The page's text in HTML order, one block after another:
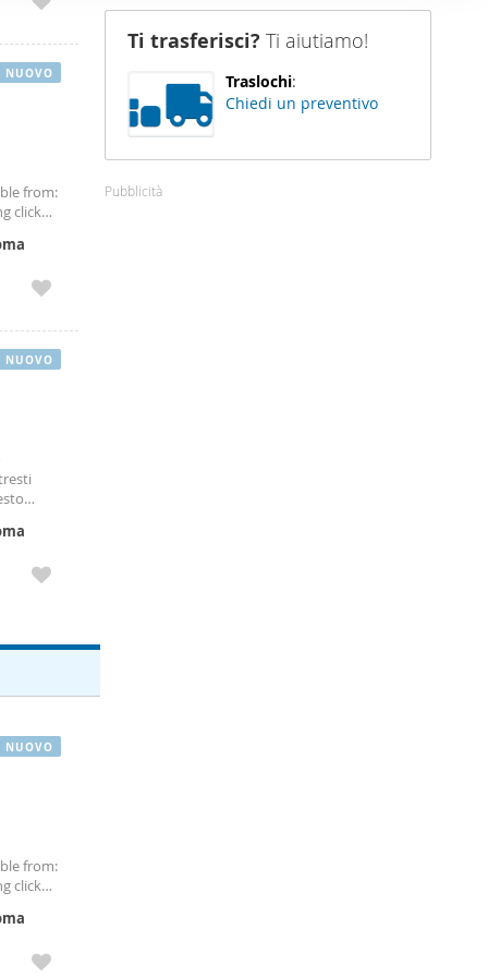
sito
loro
from:
click
NUOVO
NUOVO
from:
click
NUOVO
Ti trasferisci? Ti aiutiamo!
Traslochi:
Chiedi un preventivo
Pubblicità